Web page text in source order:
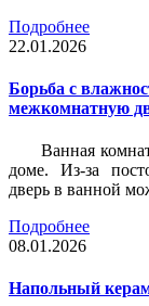
Подробнее
22.01.2026
Борьба с
межкомнатную
Ванная
доме. Из-за
дверь в ванной
Подробнее
08.01.2026
Напольный